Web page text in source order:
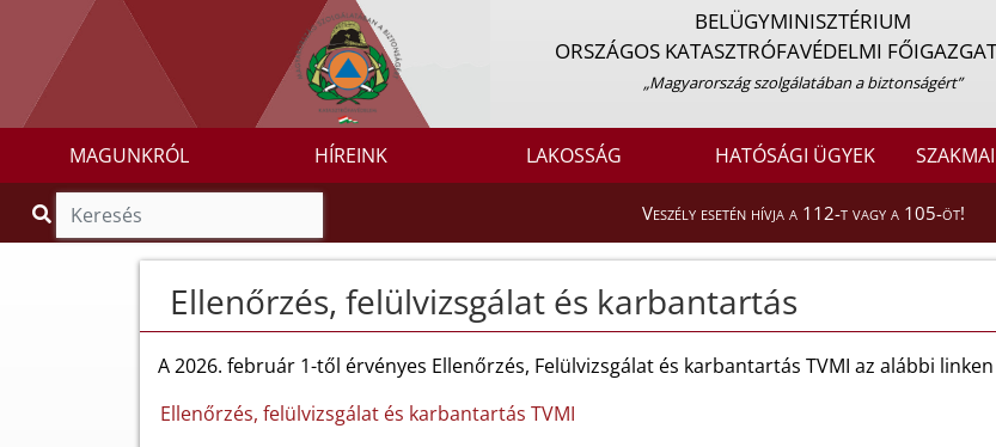
BELÜGYMINISZTÉRIUM
ORSZÁGOS KATASZTRÓFAVÉDELMI
„Magyarország szolgálatában a biztonságért”
MAGUNKRÓL HÍREINK LAKOSSÁG HATÓSÁGI ÜGYEK
Veszély esetén hívja a 112-t vagy a 105-öt!
Ellenőrzés, felülvizsgálat és karbantartás
A 2026. február 1-től érvényes Ellenőrzés, Felülvizsgálat és karbantartás TVMI az alábbi
Ellenőrzés, felülvizsgálat és karbantartás TVMI